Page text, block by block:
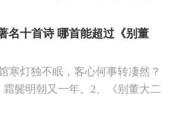
名十首诗 哪首能超过《别董
寒灯独不眠，客心何事转凄然？
鬓明朝又一年。2、《别董大二
人不识君？其二六翮飘飖私自